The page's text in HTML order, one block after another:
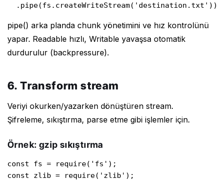
pipe() arka planda chunk yönetimini ve hız kontrolünü
yapar. Readable hızlı, Writable yavaşsa otomatik
durdurulur (backpressure).
6. Transform stream
Veriyi okurken/yazarken dönüştüren stream.
Şifreleme, sıkıştırma, parse etme gibi işlemler için.
Örnek: gzip sıkıştırma
const fs = require('fs');
const zlib = require('zlib');